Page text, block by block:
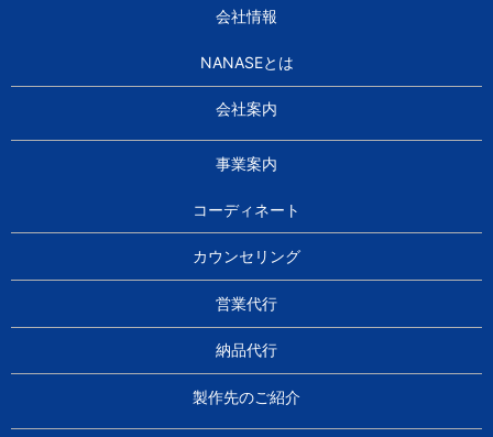
会社情報
NANASEとは
会社案内
事業案内
コーディネート
カウンセリング
営業代行
納品代行
製作先のご紹介